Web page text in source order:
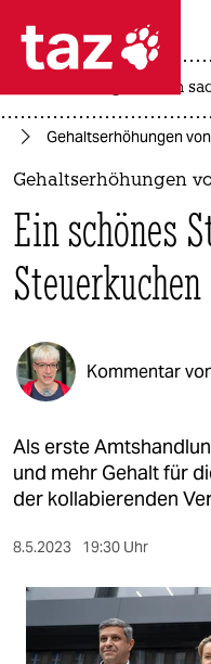
 taz
politik
öko
gesellschaft
kultur
sport
berlin
nord
wahrheit
verlag
landtagswahl in
Gehaltserhöhungen
Gehaltserhöhungen
Ein schönes
Steuerkuchen
Kommentar
Als erste
und mehr Gehalt für
der kollabierenden
8.5.2023 19:30 Uhr